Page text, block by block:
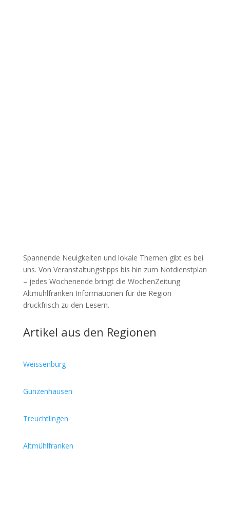
Spannende Neuigkeiten und lokale Themen gibt es bei
uns. Von Veranstaltungstipps bis hin zum Notdienstplan
– jedes Wochenende bringt die WochenZeitung
Altmühlfranken Informationen für die Region
druckfrisch zu den Lesern.
Artikel aus den Regionen
Weissenburg
Gunzenhausen
Treuchtlingen
Altmühlfranken